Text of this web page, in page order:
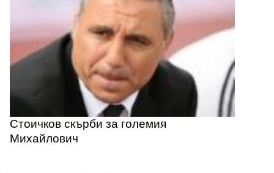
Стоичков скърби за големия
Михайлович